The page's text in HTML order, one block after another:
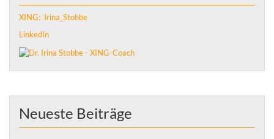
XING: Irina_Stobbe
LinkedIn
Neueste Beiträge